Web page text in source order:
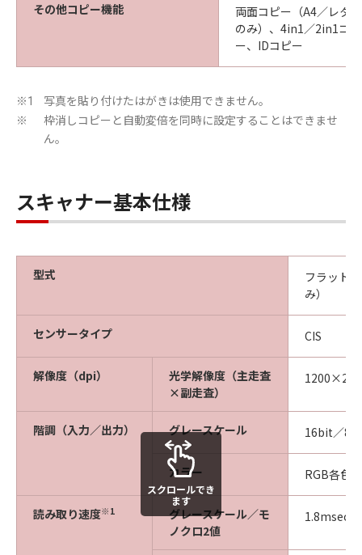
その他コピー機能
両面コピー（A4／レタ
のみ）、4in1／2in1コ
ー、IDコピー
※1 写真を貼り付けたはがきは使用できません。
※
枠消しコピーと自動変倍を同時に設定することはできませ
ん。
スキャナー基本仕様
型式
フラット
み）
センサータイプ CIS
解像度（dpi）
光学解像度（主走査
×副走査）
階調（入力／出力） グレースケール 16bit／
カラー RGB各色
読み取り速度※1
グレースケール／モ
ノクロ2値
1.8msec
スクロールでき
ます